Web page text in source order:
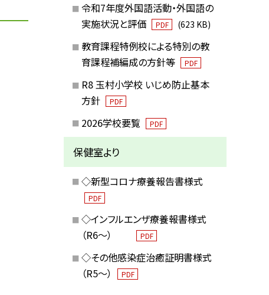
令和7年度外国語活動・外国語の
実施状況と評価
PDF (623 KB)
教育課程特例校による特別の教
育課程補編成の方針等
PDF
R8 玉村小学校 いじめ防止基本
方針
PDF
2026学校要覧 PDF
保健室より
◇新型コロナ療養報告書様式
PDF
◇インフルエンザ療養報書様式
（R6～）
PDF
◇その他感染症治癒証明書様式
（R5～）
PDF